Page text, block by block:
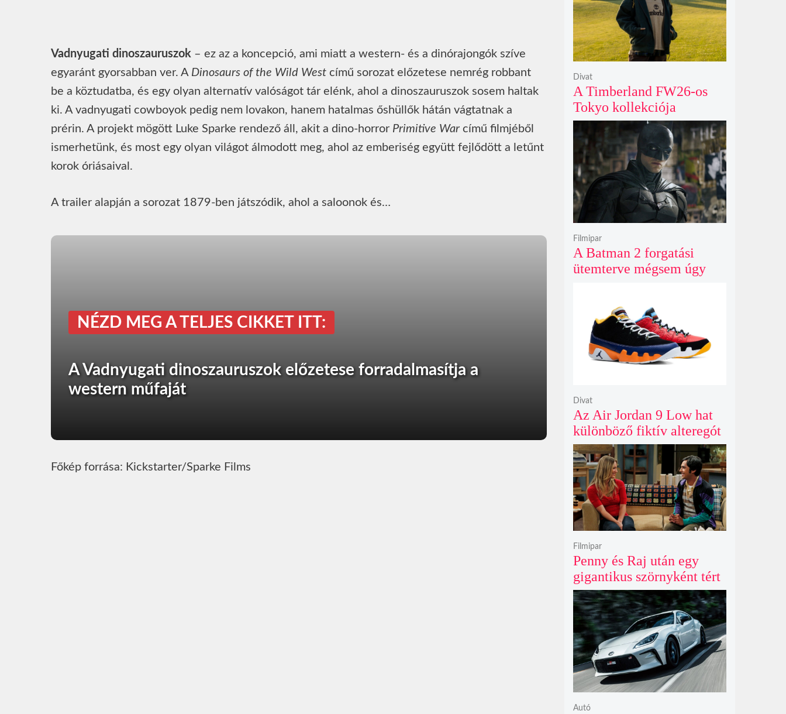
Vadnyugati dinoszauruszok – ez az a koncepció, ami miatt a western- és a dinórajongók szíve
egyaránt gyorsabban ver. A Dinosaurs of the Wild West című sorozat előzetese nemrég robbant
be a köztudatba, és egy olyan alternatív valóságot tár elénk, ahol a dinoszauruszok sosem haltak
ki. A vadnyugati cowboyok pedig nem lovakon, hanem hatalmas őshüllők hátán vágtatnak a
prérin. A projekt mögött Luke Sparke rendező áll, akit a dino-horror Primitive War című filmjéből
ismerhetünk, és most egy olyan világot álmodott meg, ahol az emberiség együtt fejlődött a letűnt
korok óriásaival.
A trailer alapján a sorozat 1879-ben játszódik, ahol a saloonok és…
NÉZD MEG A TELJES CIKKET ITT:
A Vadnyugati dinoszauruszok előzetese forradalmasítja a
western műfaját
Főkép forrása: Kickstarter/Sparke Films
A Timberland FW26-os
Tokyo kollekciója
flanellel, kordbársonnyal
és bőrrel gondolja újra az
időtlen örökséget
Divat
A Batman 2 forgatási
ütemterve mégsem úgy
Filmipar
Az Air Jordan 9 Low hat
különböző fiktív alteregót
gyúr egyetlen őrült
dizájnba
Divat
Penny és Raj után egy
gigantikus szörnyként tért
vissza valaki az
Agymenők legújabb spin-
offjában
Filmipar
Autó